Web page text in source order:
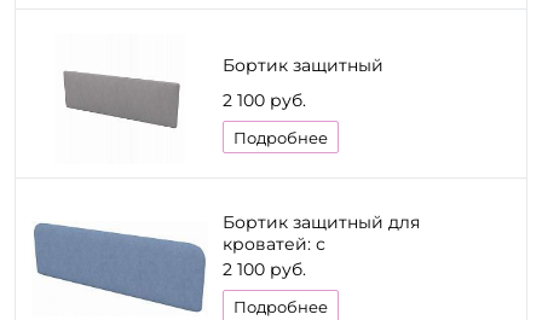
Бортик защитный
2 100 руб.
Подробнее
Бортик защитный для
кроватей: с
ушками,UNO,Гретта,Лайн
2 100 руб.
Подробнее